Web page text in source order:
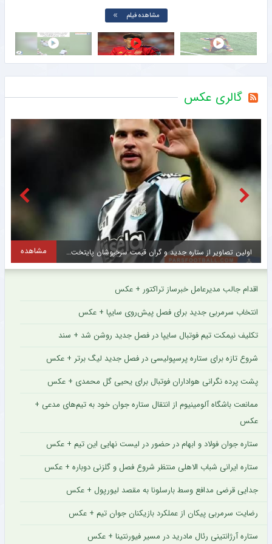
مشاهده فیلم
گالری عکس
اولین تصاویر از ستاره جدید و گران قیمت سرخپوشان پایتخت + عکس مشاهده
اقدام جالب مدیرعامل خبرساز تراکتور + عکس
انتخاب سرمربی جدید برای فصل پیش‌روی سایپا + عکس
تکلیف نیمکت تیم فوتبال سایپا در فصل جدید روشن شد + سند
شروع تازه برای ستاره پرسپولیسی در فصل جدید لیگ برتر + عکس
پشت پرده نگرانی هواداران فوتبال برای یحیی گل محمدی + عکس
ممانعت باشگاه آلومینیوم از انتقال ستاره جوان خود به تیم‌های مدعی +
عکس
ستاره جوان فولاد و ابهام در حضور در لیست نهایی این تیم + عکس
ستاره ایرانی شباب الاهلی منتظر شروع فصل و گلزنی دوباره + عکس
جدایی قرضی مدافع وسط بارسلونا به مقصد لیورپول + عکس
رضایت سرمربی پیکان از عملکرد بازیکنان جوان تیم + عکس
ستاره آرژانتینی رئال مادرید در مسیر فیورنتینا + عکس